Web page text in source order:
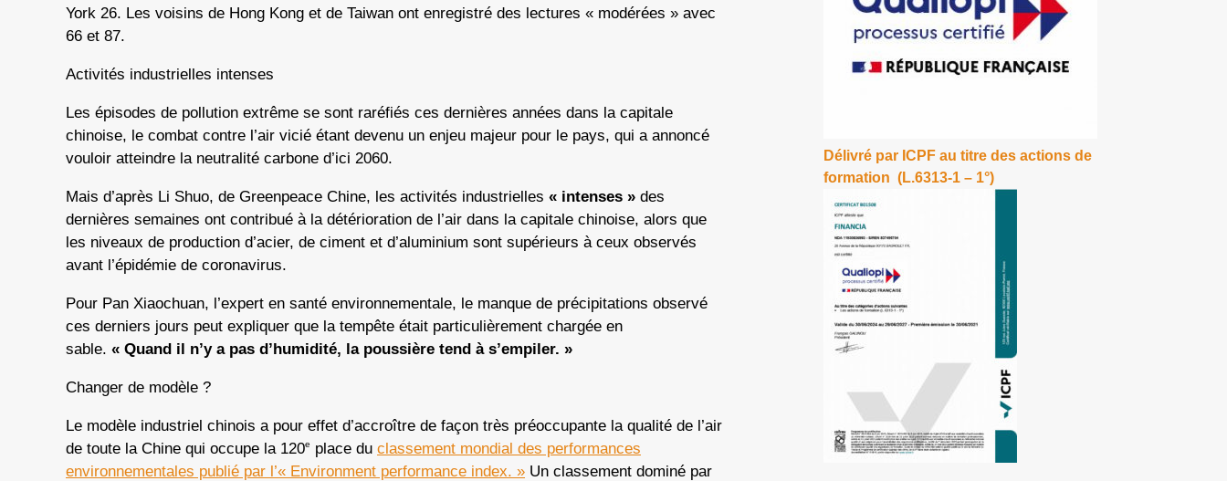
York 26. Les voisins de Hong Kong et de Taiwan ont enregistré des lectures « modérées » avec
66 et 87.
Activités industrielles intenses
Les épisodes de pollution extrême se sont raréfiés ces dernières années dans la capitale
chinoise, le combat contre l’air vicié étant devenu un enjeu majeur pour le pays, qui a annoncé
vouloir atteindre la neutralité carbone d’ici 2060.
Mais d’après Li Shuo, de Greenpeace Chine, les activités industrielles « intenses » des
dernières semaines ont contribué à la détérioration de l’air dans la capitale chinoise, alors que
les niveaux de production d’acier, de ciment et d’aluminium sont supérieurs à ceux observés
avant l’épidémie de coronavirus.
Pour Pan Xiaochuan, l’expert en santé environnementale, le manque de précipitations observé
ces derniers jours peut expliquer que la tempête était particulièrement chargée en
sable. « Quand il n’y a pas d’humidité, la poussière tend à s’empiler. »
Changer de modèle ?
Le modèle industriel chinois a pour effet d’accroître de façon très préoccupante la qualité de l’air
de toute la Chine qui occupe la 120e place du classement mondial des performances
environnementales publié par l’« Environment performance index. » Un classement dominé par
Délivré par ICPF au titre des actions de
formation (L.6313-1 – 1°)